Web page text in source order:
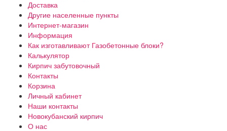
Доставка
Другие населенные пункты
Интернет-магазин
Информация
Как изготавливают Газобетонные блоки?
Калькулятор
Кирпич забутовочный
Контакты
Корзина
Личный кабинет
Наши контакты
Новокубанский кирпич
О нас